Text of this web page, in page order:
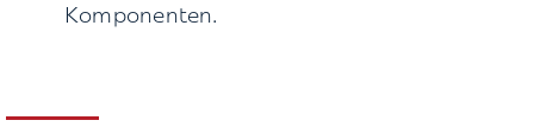
Komponenten.